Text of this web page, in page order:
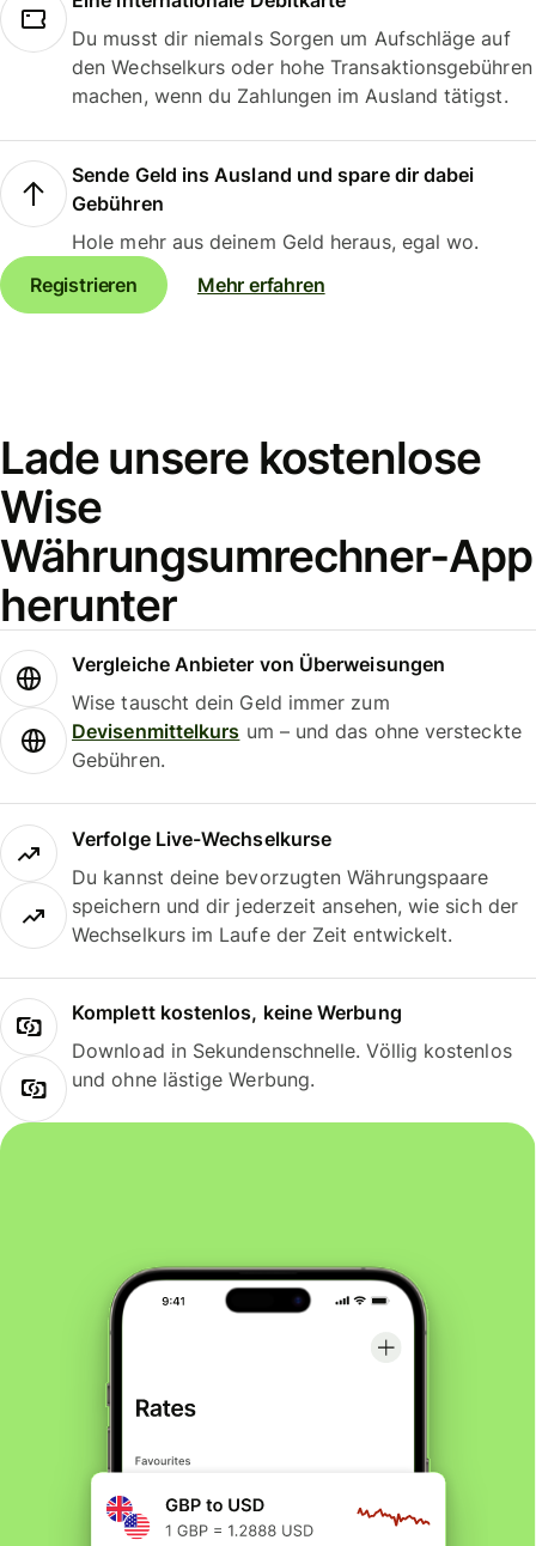
Du musst dir niemals Sorgen um Aufschläge auf
den Wechselkurs oder hohe Transaktionsgebühren
machen, wenn du Zahlungen im Ausland tätigst.
Sende Geld ins Ausland und spare dir dabei
Gebühren
Hole mehr aus deinem Geld heraus, egal wo.
Registrieren
Mehr erfahren
Lade unsere kostenlose
Wise
Währungsumrechner-App
herunter
Vergleiche Anbieter von Überweisungen
Wise tauscht dein Geld immer zum
Devisenmittelkurs um – und das ohne versteckte
Gebühren.
Verfolge Live-Wechselkurse
Du kannst deine bevorzugten Währungspaare
speichern und dir jederzeit ansehen, wie sich der
Wechselkurs im Laufe der Zeit entwickelt.
Komplett kostenlos, keine Werbung
Download in Sekundenschnelle. Völlig kostenlos
und ohne lästige Werbung.